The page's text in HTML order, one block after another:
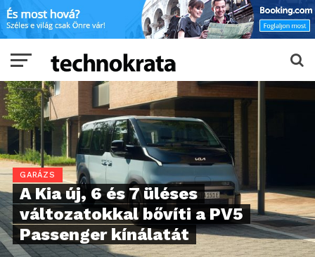
GARÁZS
A Kia új, 6 és 7 üléses
változatokkal bővíti a PV5
Passenger kínálatát